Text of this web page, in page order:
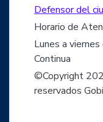
Defensor del
Horario de
Lunes a
Continua
©Copyright
reservados